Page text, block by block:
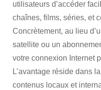
utilisateurs d’accéder
chaînes, films, séries, et
Concrètement, au lieu
satellite ou un
votre connexion Internet
L’avantage réside dans
contenus locaux et